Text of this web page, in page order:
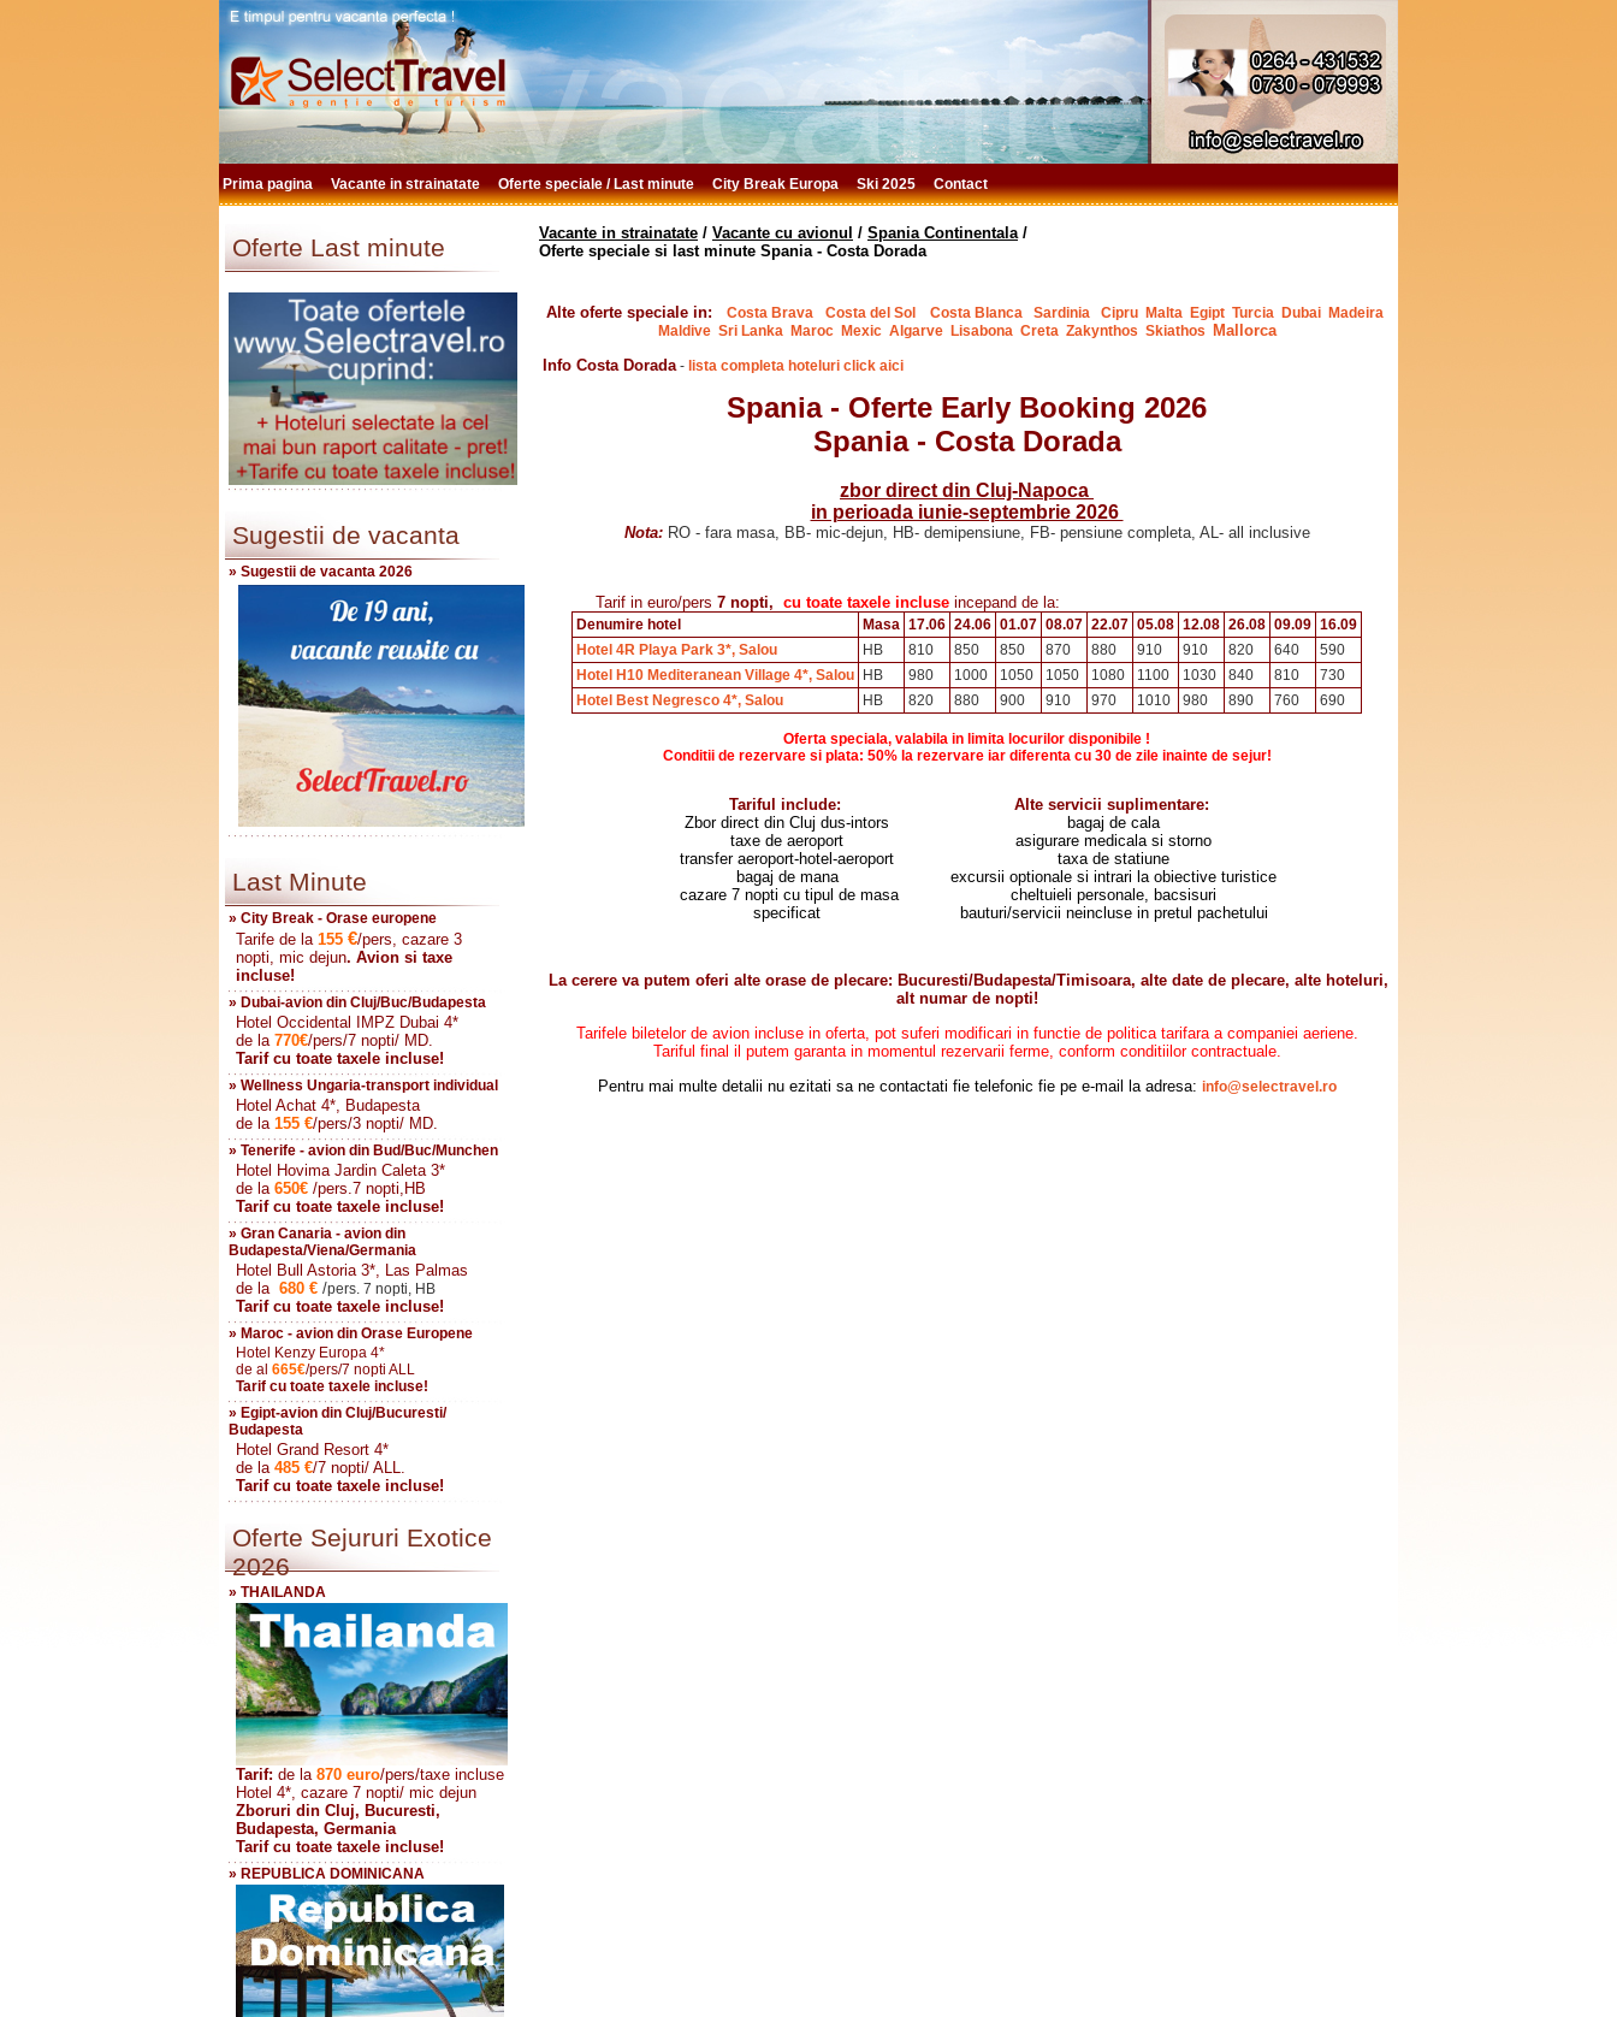
Prima pagina Vacante in strainatate Oferte speciale / Last minute City Break Europa Ski 2025 Contact
Oferte Last minute
Sugestii de vacanta
» Sugestii de vacanta 2026
Last Minute
» City Break - Orase europene
Tarife de la 155 €/pers, cazare 3
nopti, mic dejun. Avion si taxe
incluse!
» Dubai-avion din Cluj/Buc/Budapesta
Hotel Occidental IMPZ Dubai 4*
de la 770€/pers/7 nopti/ MD.
Tarif cu toate taxele incluse!
» Wellness Ungaria-transport individual
Hotel Achat 4*, Budapesta
de la 155 €/pers/3 nopti/ MD.
» Tenerife - avion din Bud/Buc/Munchen
Hotel Hovima Jardin Caleta 3*
de la 650€ /pers.7 nopti,HB
Tarif cu toate taxele incluse!
» Gran Canaria - avion din
Budapesta/Viena/Germania
Hotel Bull Astoria 3*, Las Palmas
de la 680 € /pers. 7 nopti, HB
Tarif cu toate taxele incluse!
» Maroc - avion din Orase Europene
Hotel Kenzy Europa 4*
de al 665€/pers/7 nopti ALL
Tarif cu toate taxele incluse!
» Egipt-avion din Cluj/Bucuresti/
Budapesta
Hotel Grand Resort 4*
de la485 €/7 nopti/ ALL.
Tarif cu toate taxele incluse!
Oferte Sejururi Exotice
2026
» THAILANDA
Tarif: de la 870 euro/pers/taxe incluse
Hotel 4*, cazare 7 nopti/ mic dejun
Zboruri din Cluj, Bucuresti,
Budapesta, Germania
Tarif cu toate taxele incluse!
» REPUBLICA DOMINICANA
Vacante in strainatate / Vacante cu avionul / Spania Continentala/
Oferte speciale si last minute Spania - Costa Dorada
Alte oferte speciale in: Costa Brava Costa del Sol Costa Blanca Sardinia Cipru Malta Egipt Turcia Dubai Madeira
Maldive Sri Lanka Maroc Mexic Algarve Lisabona Creta Zakynthos Skiathos
Mallorca
Info Costa Dorada- lista completa hoteluri click aici
Spania - Oferte Early Booking 2026
Spania - Costa Dorada
zbor direct din Cluj-Napoca
in perioada iunie-septembrie 2026
Nota:RO - fara masa, BB- mic-dejun, HB- demipensiune, FB- pensiune completa, AL- all inclusive
Tarif in euro/pers 7 nopti, cu toate taxele incluse incepand de la:
Denumire hotel Masa 17.06 24.06 01.07 08.07 22.07 05.08 12.08 26.08 09.09 16.09
Hotel 4R Playa Park 3*, Salou
HB 810 850 850 870 880 910 910 820 640
590
Hotel H10 Mediteranean Village 4*, Salou
HB 980 1000 1050 1050 1080 1100 1030 840 810
730
Hotel Best Negresco 4*, Salou
HB 820 880 900 910 970 1010 980 890 760 690
Oferta speciala, valabila in limita locurilor disponibile !
Conditii de rezervare si plata: 50% la rezervare iar diferenta cu 30 de zile inainte de sejur!
Tariful include:
Zbor direct din Cluj dus-intors
taxe de aeroport
transfer aeroport-hotel-aeroport
bagaj de mana
cazare 7 nopti cu tipul de masa
specificat
Alte servicii suplimentare:
bagaj de cala
asigurare medicala si storno
taxa de statiune
excursii optionale si intrari la obiective turistice
cheltuieli personale, bacsisuri
bauturi/servicii neincluse in pretul pachetului
La cerere va putem oferi alte orase de plecare: Bucuresti/Budapesta/Timisoara, alte date de plecare, alte hoteluri,
alt numar de nopti!
Tarifele biletelor de avion incluse in oferta, pot suferi modificari in functie de politica tarifara a companiei aeriene.
Tariful final il putem garanta in momentul rezervarii ferme, conform conditiilor contractuale.
Pentru mai multe detalii nu ezitati sa ne contactati fie telefonic fie pe e-mail la adresa: info@selectravel.ro